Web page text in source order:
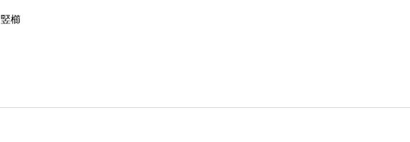
常設展案内
団体利用について（社会科見学など）
竪櫛